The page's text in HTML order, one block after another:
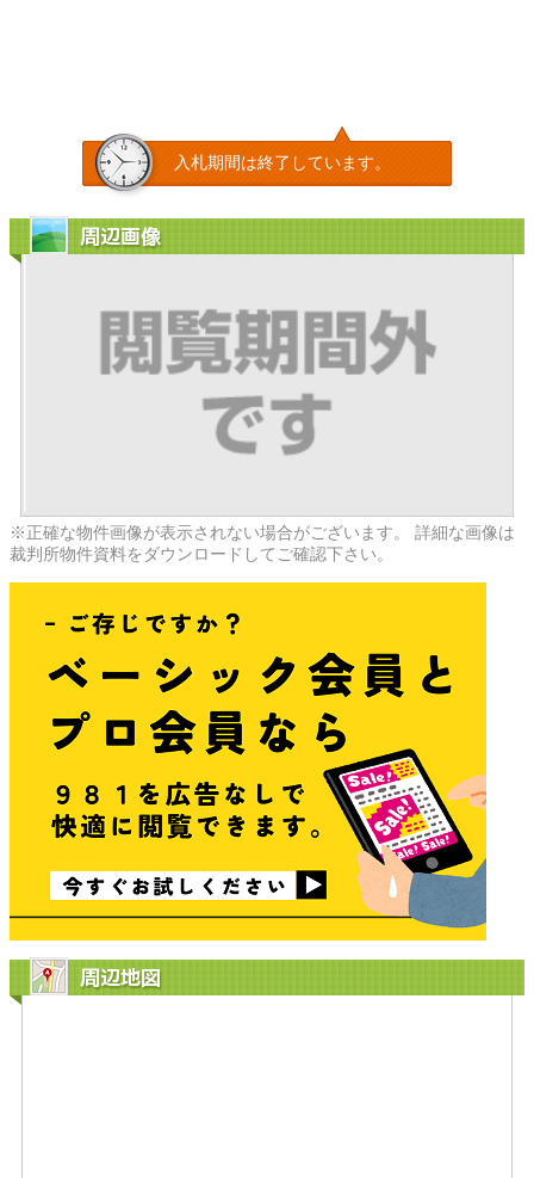
入札期間は終了しています。
周辺画像
※正確な物件画像が表示されない場合がございます。 詳細な画像は
裁判所物件資料をダウンロードしてご確認下さい。
周辺地図